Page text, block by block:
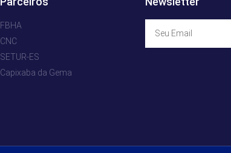
FBHA
CNC
SETUR-ES
Capixaba da Gema